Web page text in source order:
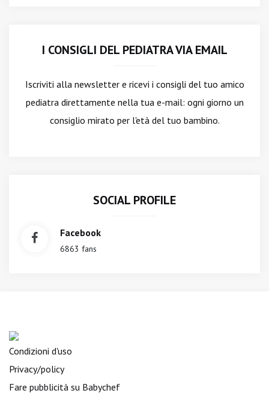
I CONSIGLI DEL PEDIATRA VIA EMAIL
Iscriviti alla newslettere ricevi i consigli del tuo amico
pediatra direttamente nella tua e-mail: ogni giorno un
consiglio mirato per l'età del tuo bambino.
SOCIAL PROFILE
Facebook
6863 fans
Condizioni d'uso
Privacy/policy
Fare pubblicità su Babychef